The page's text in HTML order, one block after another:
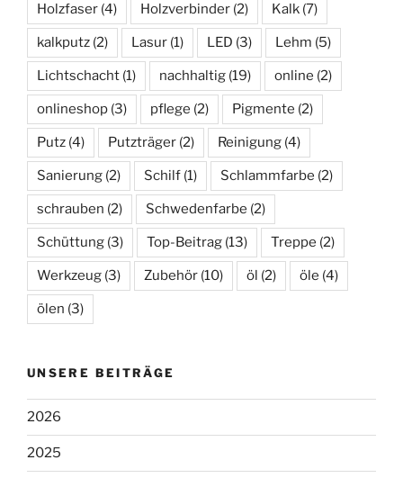
Holzfaser (4) Holzverbinder (2) Kalk (7)
kalkputz (2) Lasur (1) LED (3) Lehm (5)
Lichtschacht (1) nachhaltig (19) online (2)
onlineshop (3) pflege (2) Pigmente (2)
Putz (4) Putzträger (2) Reinigung (4)
Sanierung (2) Schilf (1) Schlammfarbe (2)
schrauben (2) Schwedenfarbe (2)
Schüttung (3) Top-Beitrag (13) Treppe (2)
Werkzeug (3) Zubehör (10) öl (2) öle (4)
ölen (3)
UNSERE BEITRÄGE
2026
2025